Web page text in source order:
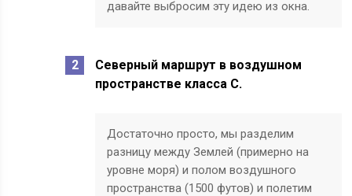
давайте выбросим эту идею из окна.
Северный маршрут в воздушном
пространстве класса С.
Достаточно просто, мы разделим
разницу между Землей (примерно на
уровне моря) и полом воздушного
пространства (1500 футов) и полетим